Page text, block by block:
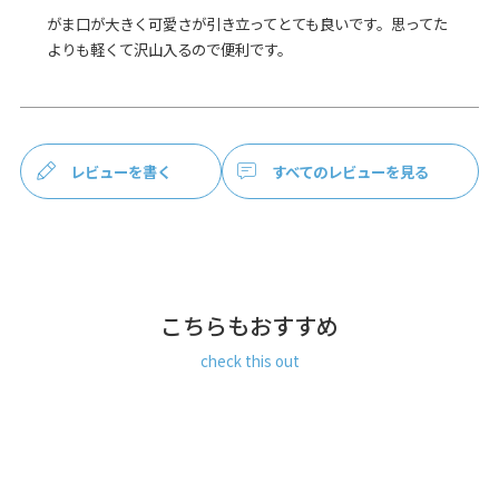
大きく開いて中が見やすい、AYANOKOJIでロングセラーの大
玉ショルダーバッグです。
前面側には鍵などの収納に便利な少し小さめのポケット、背
良い横長の大きめポケットが付いています。
前面外側にはA5が入る深めのオープンポケット付き。出し入
れが多い物を入れておくのに便利です。
り、程よく手に馴染んできます。
綿布 ヒッコリー：8号帆布よりもクタッと柔らかい印象の綿
がま口が大きく可愛さが引き立ってとても良いです。思ってた
よりも軽くて沢山入るので便利です。
レビューを書く すべてのレビューを見る
こちらもおすすめ
check this out